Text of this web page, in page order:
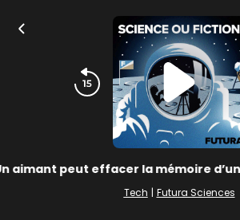
aimant peut effacer la mémoire
Tech | Futura Sciences